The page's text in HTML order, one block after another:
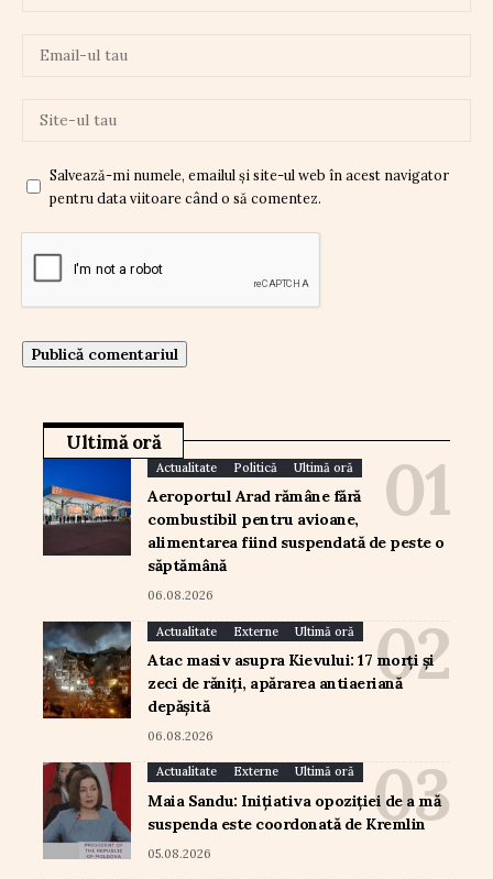
Salvează-mi numele, emailul și site-ul web în acest navigator
pentru data viitoare când o să comentez.
Ultimă oră
Actualitate Politică Ultimă oră
Aeroportul Arad rămâne fără
combustibil pentru avioane,
alimentarea fiind suspendată de peste o
săptămână
06.08.2026
Actualitate Externe Ultimă oră
Atac masiv asupra Kievului: 17 morți și
zeci de răniți, apărarea antiaeriană
depășită
06.08.2026
Actualitate Externe Ultimă oră
Maia Sandu: Inițiativa opoziției de a mă
suspenda este coordonată de Kremlin
05.08.2026